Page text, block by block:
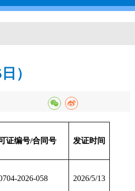
）
证编号/合同号 发证时间
2026-058 2026/5/13